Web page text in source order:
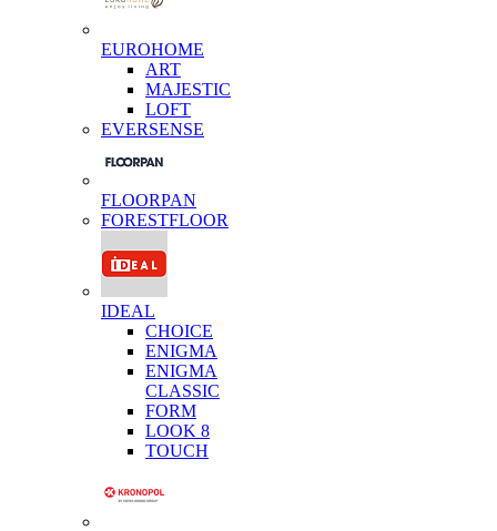
EUROHOME
ART
MAJESTIC
LOFT
EVERSENSE
FLOORPAN
FORESTFLOOR
IDEAL
CHOICE
ENIGMA
ENIGMA
CLASSIC
FORM
LOOK 8
TOUCH